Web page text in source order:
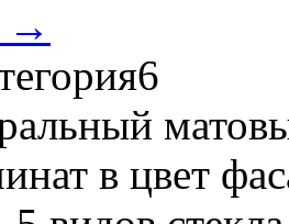
→
6
в цвет